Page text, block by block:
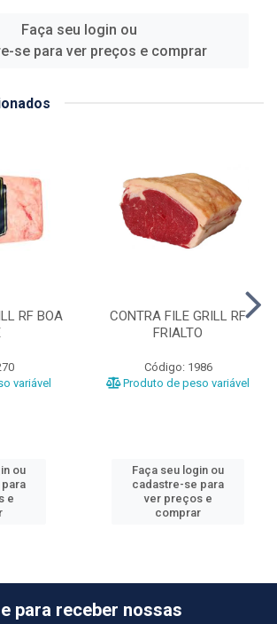
Faça seu login ou
se para ver preços e comprar
RF BOA
variável
ou
e
CONTRA FILE GRILL RF
FRIALTO
Código: 1986
Produto de peso variável
Faça seu login ou
cadastre-se para
ver preços e
comprar
para receber nossas